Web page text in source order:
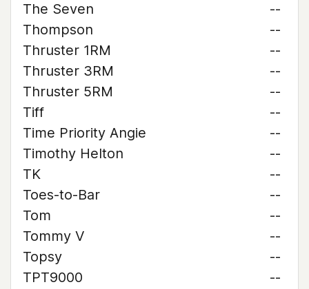
The Seven
--
Thompson
--
Thruster 1RM
--
Thruster 3RM
--
Thruster 5RM
--
Tiff
--
Time Priority Angie
--
Timothy Helton
--
TK
--
Toes-to-Bar
--
Tom
--
Tommy V
--
Topsy
--
TPT9000
--